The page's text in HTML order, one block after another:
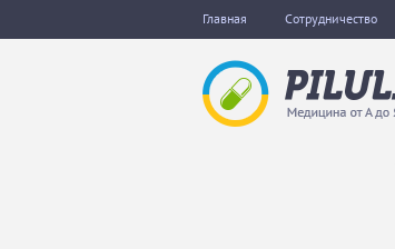
Главная Сотрудничество